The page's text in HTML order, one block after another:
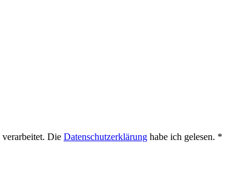
Die Datenschutzerklärung habe ich gelesen. *